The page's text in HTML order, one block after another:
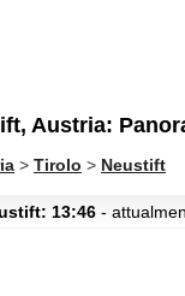
Austria:
> Tirolo > Neustift
13:46 -